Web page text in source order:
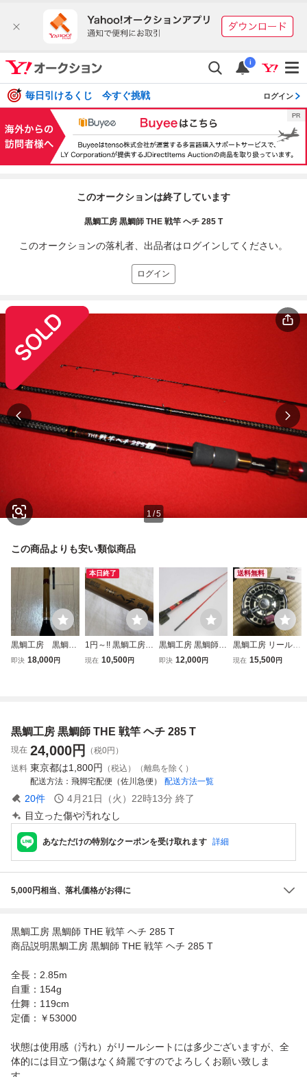
i
毎日引けるくじ 今すぐ挑戦 ログイン
このオークションは終了しています
黒鯛工房 黒鯛師 THE 戦竿 ヘチ 285 T
このオークションの落札者、出品者はログインしてください。
ログイン
1 /5
この商品よりも安い類似商品
黒鯛工房 黒鯛
師 THEヘチ 硬
即決 18,000円
本日終了
1円～!! 黒鯛工房
黒鯛師 THE ヘ
現在 10,500円
黒鯛工房 黒鯛師 T
HE ヘチ フカセ プ
即決 12,000円
送料無料
黒鯛工房 リール
ＴＨＥアスリート
現在 15,500円
黒鯛工房 黒鯛師 THE 戦竿 ヘチ 285 T
現在 24,000円
（税0円）
送料 東京都は1,800円
（税込）（離島を除く）
配送方法
飛脚宅配便（佐川急便） 配送方法一覧
20件 4月21日（火）22時13分 終了
目立った傷や汚れなし
あなただけの特別なクーポンを受け取れます 詳細
5,000円相当、落札価格がお得に
黒鯛工房 黒鯛師 THE 戦竿 ヘチ 285 T
商品説明黒鯛工房 黒鯛師 THE 戦竿 ヘチ 285 T
全長：2.85m
自重：154g
仕舞：119cm
定価：￥53000
状態は使用感（汚れ）がリールシートには多少ございますが、全
体的には目立つ傷はなく綺麗ですのでよろしくお願い致しま